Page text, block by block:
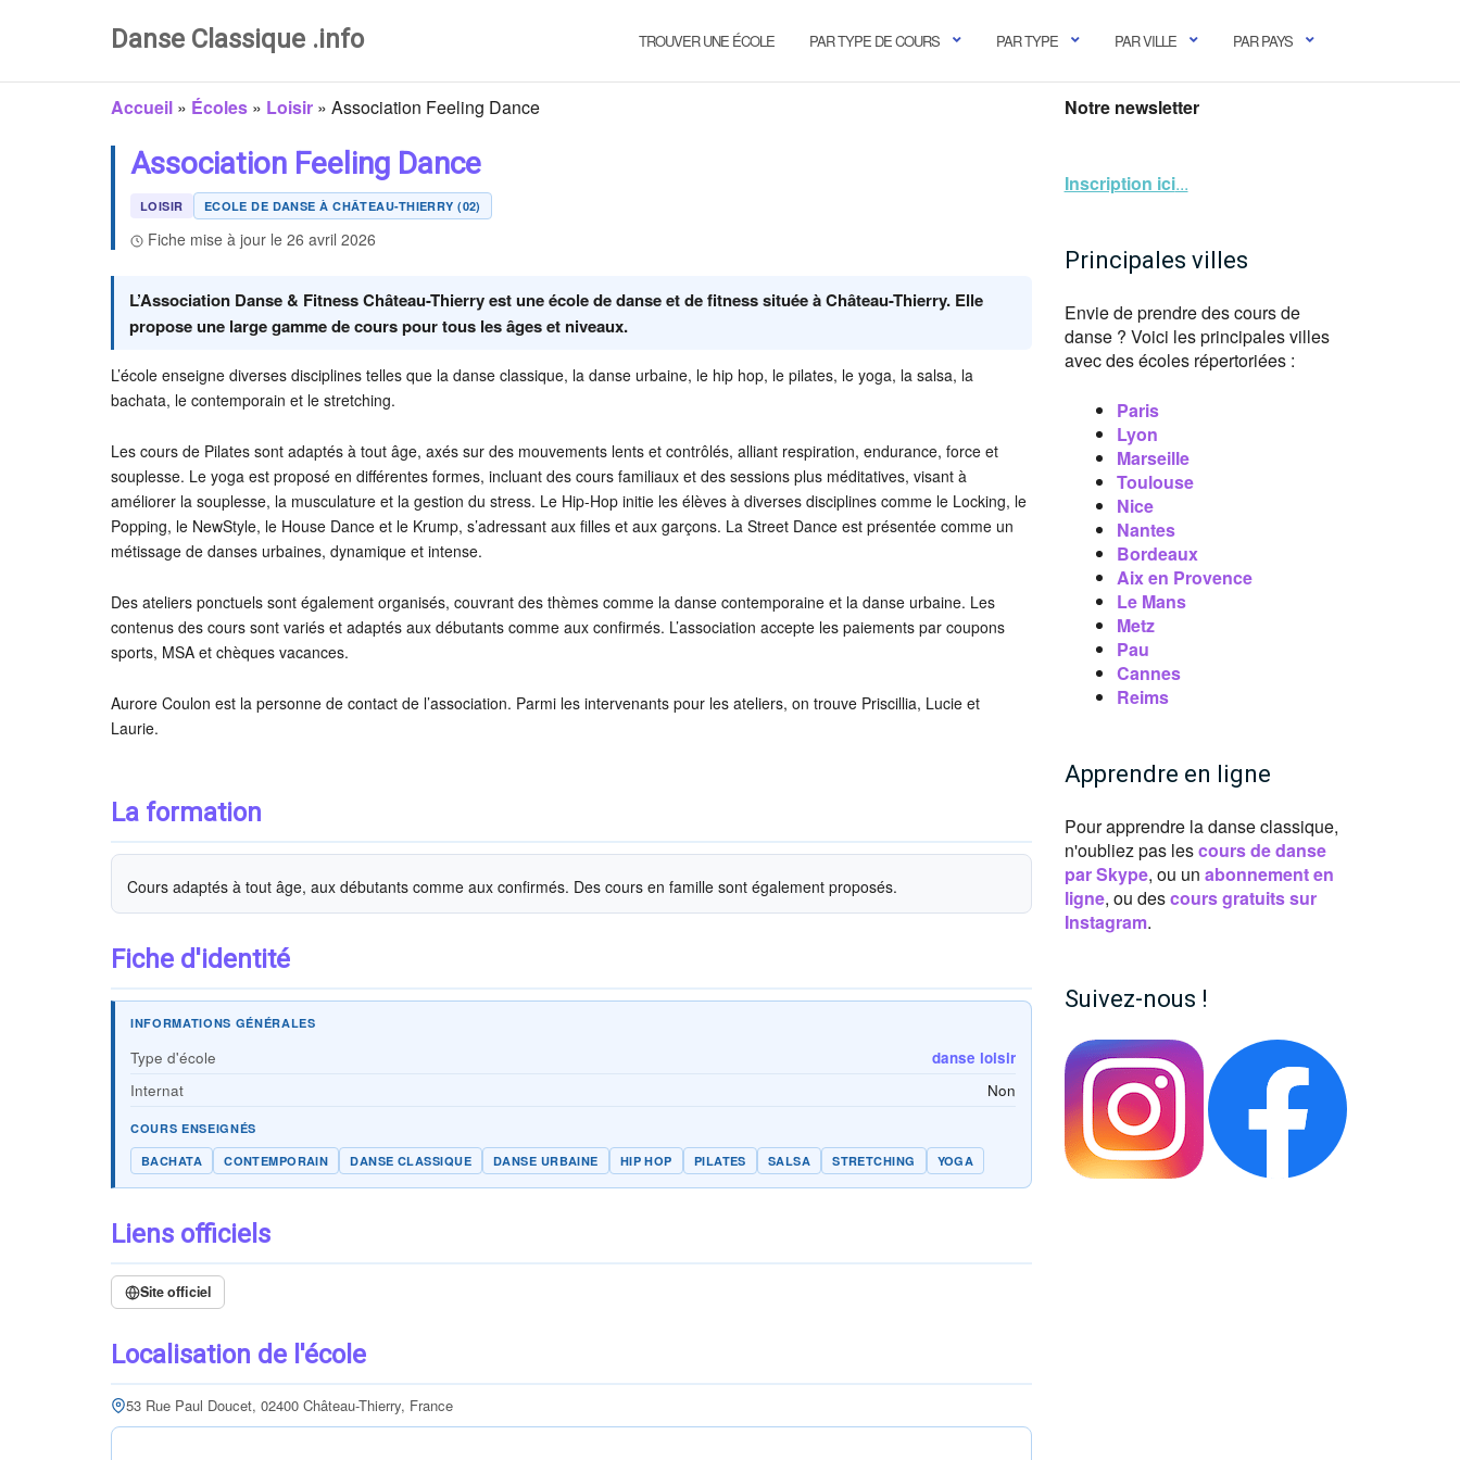
Danse Classique .info TROUVER UNE ÉCOLE PAR TYPE DE COURS PAR TYPE PAR VILLE PAR PAYS
Accueil » Écoles » Loisir » Association Feeling Dance
Association Feeling Dance
LOISIR ECOLE DE DANSE À CHÂTEAU-THIERRY (02)
Fiche mise à jour le 26 avril 2026
L’Association Danse & Fitness Château-Thierry est une école de danse et de fitness située à Château-Thierry. Elle
propose une large gamme de cours pour tous les âges et niveaux.
L’école enseigne diverses disciplines telles que la danse classique, la danse urbaine, le hip hop, le pilates, le yoga, la salsa, la
bachata, le contemporain et le stretching.
Les cours de Pilates sont adaptés à tout âge, axés sur des mouvements lents et contrôlés, alliant respiration, endurance, force et
souplesse. Le yoga est proposé en différentes formes, incluant des cours familiaux et des sessions plus méditatives, visant à
améliorer la souplesse, la musculature et la gestion du stress. Le Hip-Hop initie les élèves à diverses disciplines comme le Locking, le
Popping, le NewStyle, le House Dance et le Krump, s’adressant aux filles et aux garçons. La Street Dance est présentée comme un
métissage de danses urbaines, dynamique et intense.
Des ateliers ponctuels sont également organisés, couvrant des thèmes comme la danse contemporaine et la danse urbaine. Les
contenus des cours sont variés et adaptés aux débutants comme aux confirmés. L’association accepte les paiements par coupons
sports, MSA et chèques vacances.
Aurore Coulon est la personne de contact de l’association. Parmi les intervenants pour les ateliers, on trouve Priscillia, Lucie et
Laurie.
La formation
Cours adaptés à tout âge, aux débutants comme aux confirmés. Des cours en famille sont également proposés.
Fiche d'identité
INFORMATIONS GÉNÉRALES
Type d'école
danse loisir
Internat
Non
COURS ENSEIGNÉS
BACHATA
CONTEMPORAIN DANSE CLASSIQUE DANSE URBAINE HIP HOP PILATES SALSA STRETCHING YOGA
Liens officiels
Site officiel
Localisation de l'école
53 Rue Paul Doucet, 02400 Château-Thierry, France
Notre newsletter
Inscription ici...
Principales villes
Envie de prendre des cours de
danse ? Voici les principales villes
avec des écoles répertoriées :
Paris
Lyon
Marseille
Toulouse
Nice
Nantes
Bordeaux
Aix en Provence
Le Mans
Metz
Pau
Cannes
Reims
Apprendre en ligne
Pour apprendre la danse classique,
n'oubliez pas lescours de danse
par Skype, ou un abonnement en
ligne, ou descours gratuits sur
Instagram.
Suivez-nous !